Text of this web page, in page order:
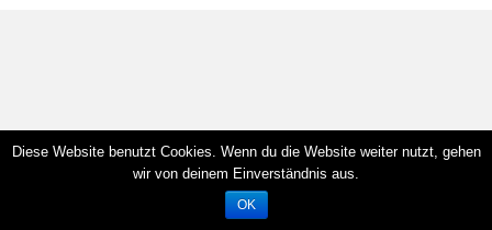
Diese Website benutzt Cookies. Wenn du die Website weiter nutzt, gehen
wir von deinem Einverständnis aus.
OK